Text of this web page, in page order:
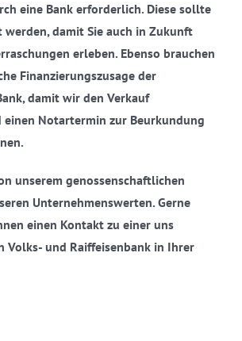
eine Bank erforderlich. Diese sollte
werden, damit Sie auch in Zukunft
erleben. Ebenso brauchen
Finanzierungszusage der
damit wir den Verkauf
einen Notartermin zur Beurkundung
unserem genossenschaftlichen
Unternehmenswerten. Gerne
einen Kontakt zu einer uns
Volks- und Raiffeisenbank in Ihrer